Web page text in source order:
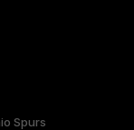
Spurs